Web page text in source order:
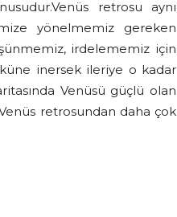
retrosu aynı
yönelmemiz gereken
irdelememiz için
inersek ileriye o kadar
Venüsü güçlü olan
retrosundan daha çok